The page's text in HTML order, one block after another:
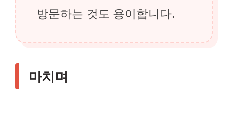
방문하는 것도 용이합니다.
마치며